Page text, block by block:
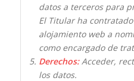
datos a terceros para
El Titular ha
alojamiento web a
como encargado de
Derechos:Acceder,
los datos.